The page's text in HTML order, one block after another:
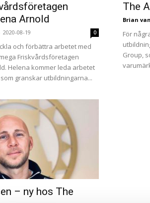
Arnold
2020-08-19 0
och förbättra arbetet med
Friskvårdsföretagen
Helena kommer leda arbetet
granskar utbildningarna...
The
Brian
För
Group,
– ny hos The